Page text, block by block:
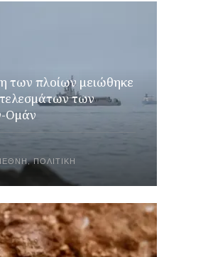
των πλοίων μειώθηκε
των
Ομάν
,ΠΟΛΙΤΙΚΉ